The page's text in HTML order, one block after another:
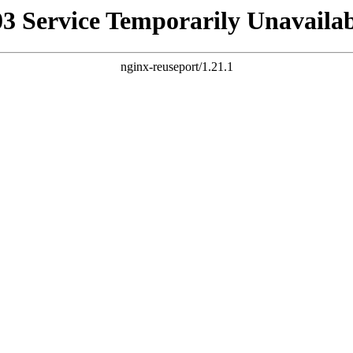
Service Temporarily
nginx-reuseport/1.21.1